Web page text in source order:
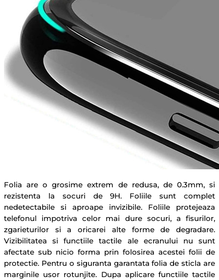
Folia are o grosime extrem de redusa, de 0.3mm, si
rezistenta la socuri de 9H. Foliile sunt complet
nedetectabile si aproape invizibile. Foliile protejeaza
telefonul impotriva celor mai dure socuri, a fisurilor,
zgarieturilor si a oricarei alte forme de degradare.
Vizibilitatea si functiile tactile ale ecranului nu sunt
afectate sub nicio forma prin folosirea acestei folii de
protectie. Pentru o siguranta garantata folia de sticla are
marginile usor rotunjite. Dupa aplicare functiile tactile